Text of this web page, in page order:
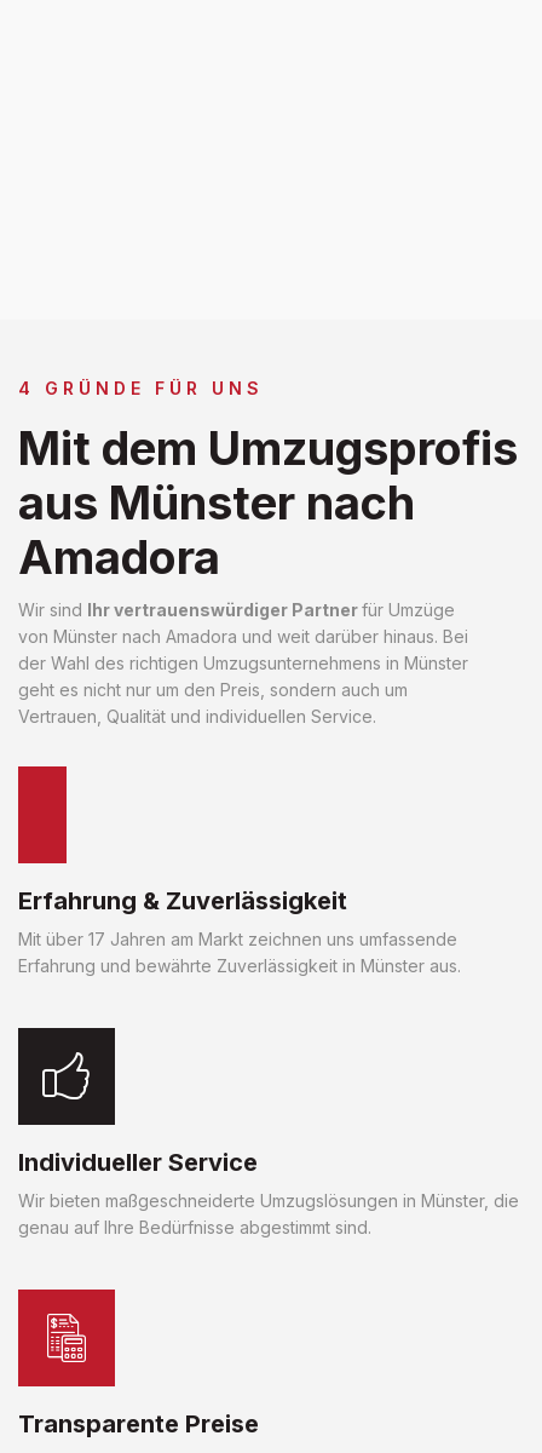
4 GRÜNDE FÜR UNS
Mit dem Umzugsprofis
aus Münster nach
Amadora
Wir sind Ihr vertrauenswürdiger Partnerfür Umzüge
von Münster nach Amadora und weit darüber hinaus. Bei
der Wahl des richtigen Umzugsunternehmens in Münster
geht es nicht nur um den Preis, sondern auch um
Vertrauen, Qualität und individuellen Service.
Erfahrung & Zuverlässigkeit
Mit über 17 Jahren am Markt zeichnen uns umfassende
Erfahrung und bewährte Zuverlässigkeit in Münster aus.
Individueller Service
Wir bieten maßgeschneiderte Umzugslösungen in Münster, die
genau auf Ihre Bedürfnisse abgestimmt sind.
Transparente Preise